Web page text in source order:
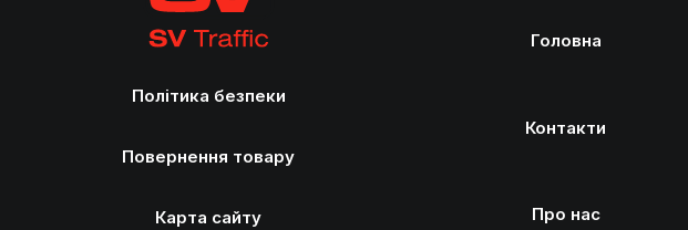
Політика безпеки
Повернення товару
Карта сайту
Головна
Контакти
Про нас